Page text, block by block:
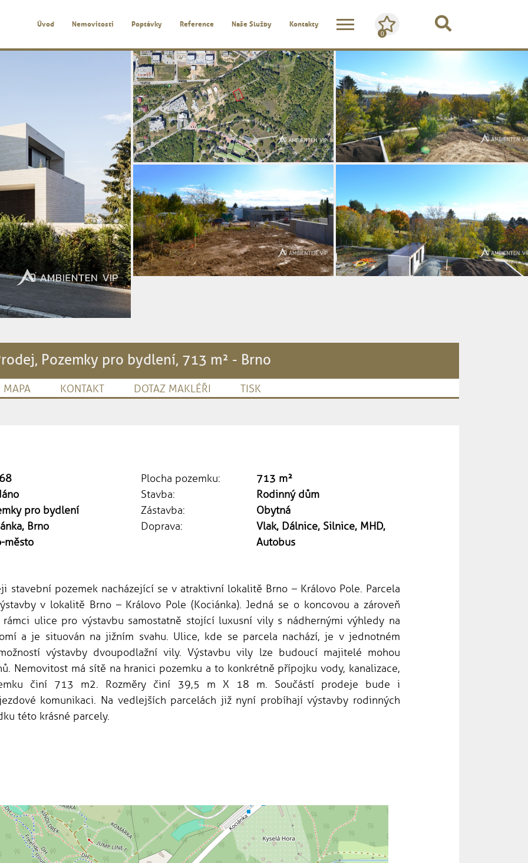
Úvod Nemovitosti Poptávky Reference Naše Služby Kontakty
0
Pozemky pro bydlení, 713 m² - Brno
MAPA KONTAKT DOTAZ MAKLÉŘI TISK
pro bydlení
Brno
město
Plocha pozemku:
713 m²
Stavba:
Rodinný dům
Zástavba:
Obytná
Doprava:
Vlak, Dálnice, Silnice, MHD,
Autobus
stavební pozemek nacházející se v atraktivní lokalitě Brno – Královo Pole. Parcela
v lokalitě Brno – Královo Pole (Kociánka). Jedná se o koncovou a zároveň
ulice pro výstavbu samostatně stojící luxusní vily s nádhernými výhledy na
a je situován na jižním svahu. Ulice, kde se parcela nachází, je v jednotném
výstavby dvoupodlažní vily. Výstavbu vily lze budoucí majitelé mohou
Nemovitost má sítě na hranici pozemku a to konkrétně přípojku vody, kanalizace,
činí 713 m2. Rozměry činí 39,5 m X 18 m. Součástí prodeje bude i
komunikaci. Na vedlejších parcelách již nyní probíhají výstavby rodinných
této krásné parcely.